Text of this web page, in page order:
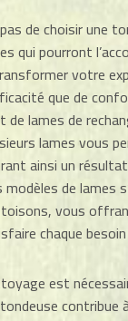
de choisir une
qui pourront
votre
que de
de lames de
lames vous
ainsi un
modèles de lames
vous
chaque
est
contribue